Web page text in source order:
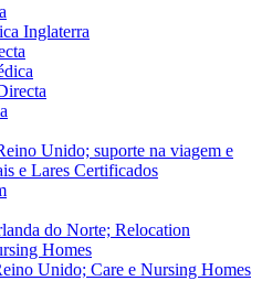
Inglaterra
Unido; suporte na viagem e
e Lares Certificados
do Norte; Relocation
Homes
Unido; Care e Nursing Homes